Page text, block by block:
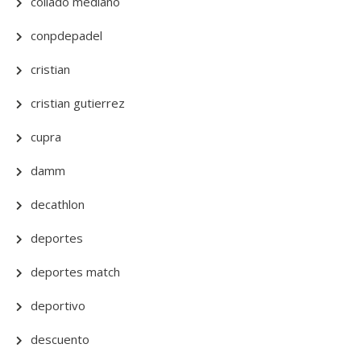
conpdepadel
cristian
cristian gutierrez
cupra
damm
decathlon
deportes
deportes match
deportivo
descuento